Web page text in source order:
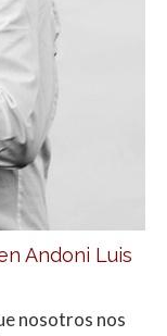
Andoni Luis
nosotros nos